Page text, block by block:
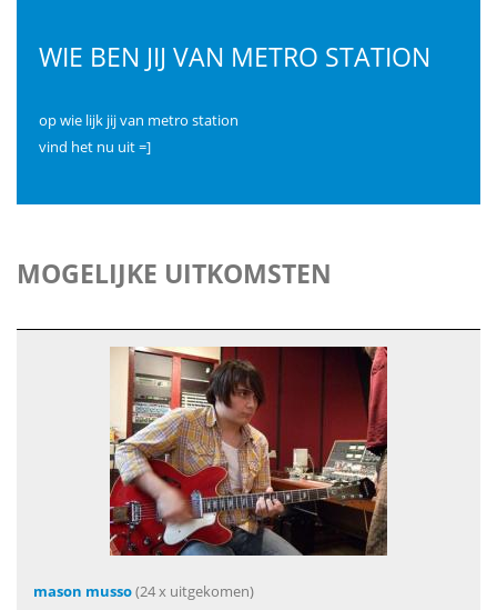
WIE BEN JIJ VAN METRO STATION
op wie lijk jij van metro station
vind het nu uit =]
MOGELIJKE UITKOMSTEN
mason musso(24 x uitgekomen)